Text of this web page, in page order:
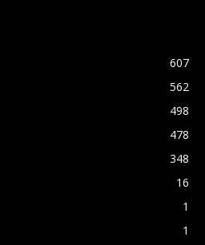
607
562
498
478
348
16
1
1